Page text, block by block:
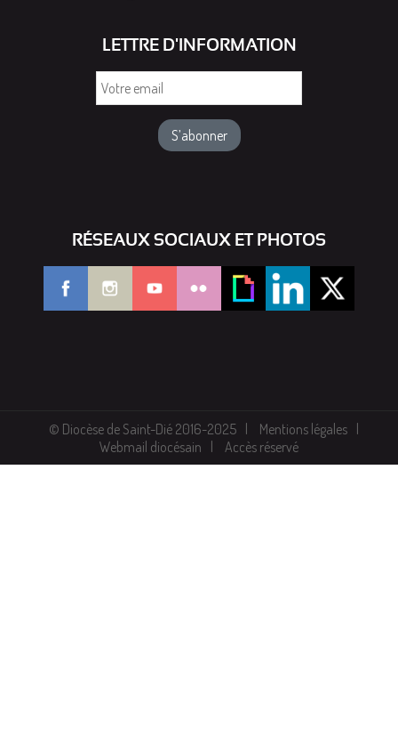
LETTRE D'INFORMATION
RÉSEAUX SOCIAUX ET PHOTOS
© Diocèse de Saint-Dié 2016-2025
Mentions légales
Webmail diocésain
Accès réservé